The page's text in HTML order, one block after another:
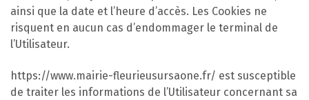
ainsi que la date et l’heure d’accès. Les Cookies ne
risquent en aucun cas d’endommager le terminal de
l’Utilisateur.
https://www.mairie-fleurieusursaone.fr/ est susceptible
de traiter les informations de l’Utilisateur concernant sa